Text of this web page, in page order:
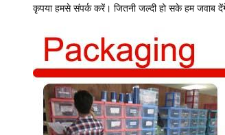
कृपया हमसे संपर्क करें। जितनी जल्दी हो सके हम जवाब